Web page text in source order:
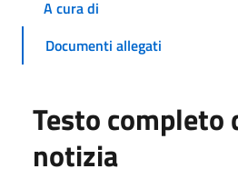
A cura di
Documenti allegati
Testo completo
notizia